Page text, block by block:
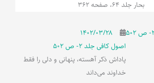
بحار جلد 64، صفحه 362
۱۴۰۲/۰۳/۲۸
اصول کافی جلد 2- ص 502
پاداش ذکر آهسته، پنهانی و دلی را فقط
خداوند می‌داند